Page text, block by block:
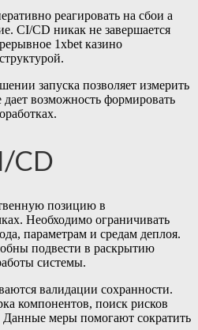
реагировать на сбои а
CI/CD никак не завершается
1xbet казино
запуска позволяет измерить
возможность формировать
CD
позицию в
Необходимо ограничивать
параметрам и средам деплоя.
подвести в раскрытию
системы.
валидации сохранности.
компонентов, поиск рисков
Данные меры помогают сократить